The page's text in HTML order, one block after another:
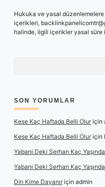
Hukuka ve yasal düzenlemelere
içerikleri,
halinde, ilgili içerikler yasal süre
SON YORUMLAR
Kese Kaç Haftada Belli Oluriçin
Kese Kaç Haftada Belli Oluriçin
Yabani Deki Serhan Kaç Yaşında
Yabani Deki Serhan Kaç Yaşında
Din Kime Dayanıriçin admin